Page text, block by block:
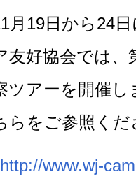
月19日から24
友好協会では
ツアーを開催
らをご参照くだ
http://www.wj-